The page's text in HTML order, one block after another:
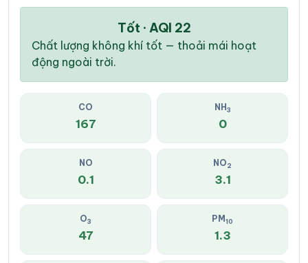
Tốt · AQI 22
Chất lượng không khí tốt — thoải mái hoạt
động ngoài trời.
CO
167
NH 3
0
NO
0.1
NO2
3.1
O3
47
PM 10
1.3